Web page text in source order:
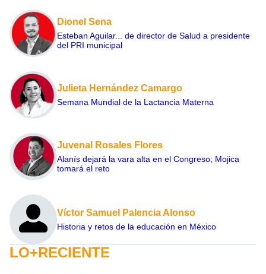
Dionel Sena
Esteban Aguilar... de director de Salud a presidente
del PRI municipal
Julieta Hernández Camargo
Semana Mundial de la Lactancia Materna
Juvenal Rosales Flores
Alanís dejará la vara alta en el Congreso; Mojica
tomará el reto
Víctor Samuel Palencia Alonso
Historia y retos de la educación en México
LO+RECIENTE